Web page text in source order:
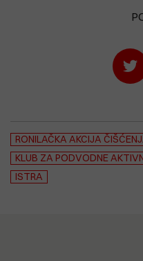
RONILAČKA AKCIJA
KLUB ZA PODVODNE
ISTRA